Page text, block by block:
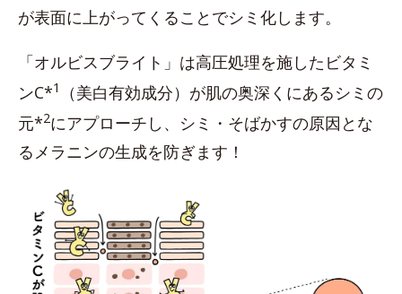
が表面に上がってくることでシミ化します。
「オルビスブライト」は高圧処理を施したビタミ
ンC*1
（美白有効成分）が肌の奥深くにあるシミの
元*2にアプローチし、シミ・そばかすの原因とな
るメラニンの生成を防ぎます！